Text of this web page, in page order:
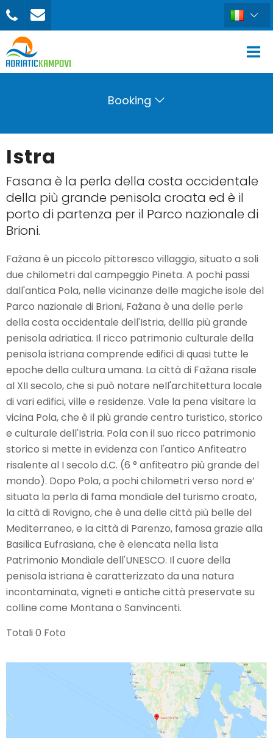
Booking
PRENOTA
INVIA RICHIESTA
Istra
Fasana è la perla della costa occidentale
della più grande penisola croata ed è il
porto di partenza per il Parco nazionale di
Brioni.
Fažana è un piccolo pittoresco villaggio, situato a soli
due chilometri dal campeggio Pineta. A pochi passi
dall'antica Pola, nelle vicinanze delle magiche isole del
Parco nazionale di Brioni, Fažana è una delle perle
della costa occidentale dell'Istria, dellla più grande
penisola adriatica. Il ricco patrimonio culturale della
penisola istriana comprende edifici di quasi tutte le
epoche della cultura umana. La città di Fažana risale
al XII secolo, che si può notare nell'architettura locale
di vari edifici, ville e residenze. Vale la pena visitare la
vicina Pola, che è il più grande centro turistico, storico
e culturale dell'Istria. Pola con il suo ricco patrimonio
storico si mette in evidenza con l'antico Anfiteatro
risalente al I secolo d.C. (6 ° anfiteatro più grande del
mondo). Dopo Pola, a pochi chilometri verso nord e’
situata la perla di fama mondiale del turismo croato,
la città di Rovigno, che è una delle città più belle del
Mediterraneo, e la città di Parenzo, famosa grazie alla
Basilica Eufrasiana, che è elencata nella lista
Patrimonio Mondiale dell'UNESCO. Il cuore della
penisola istriana è caratterizzato da una natura
incontaminata, vigneti e antiche città preservate su
colline come Montana o Sanvincenti.
Totali 0 Foto